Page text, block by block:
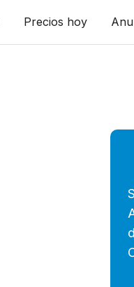
Precios hoy